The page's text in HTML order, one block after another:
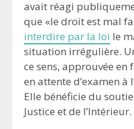
avait réagi
que «le droit est mal
interdire par la loi le
situation irrégulière.
ce sens, approuvée en
en attente d’examen à
Elle bénéficie du
Justice et de l’Intérieur.